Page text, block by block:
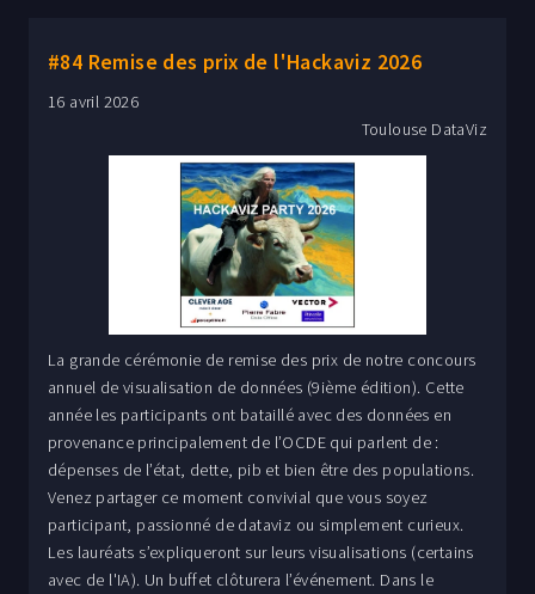
#84 Remise des prix de l'Hackaviz 2026
16 avril 2026
Toulouse DataViz
La grande cérémonie de remise des prix de notre concours
annuel de visualisation de données (9ième édition). Cette
année les participants ont bataillé avec des données en
provenance principalement de l’OCDE qui parlent de :
dépenses de l’état, dette, pib et bien être des populations.
Venez partager ce moment convivial que vous soyez
participant, passionné de dataviz ou simplement curieux.
Les lauréats s’expliqueront sur leurs visualisations (certains
avec de l'IA). Un buffet clôturera l’événement. Dans le